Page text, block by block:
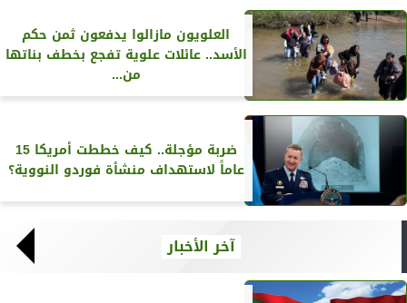
العلويون مازالوا يدفعون ثمن حكم
الأسد.. عائلات علوية تفجع بخطف بناتها
من...
ضربة مؤجلة.. كيف خططت أمريكا 15
عاماً لاستهداف منشأة فوردو النووية؟
آخر الأخبار